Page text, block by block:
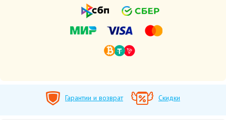
Гарантии и возврат Скидки